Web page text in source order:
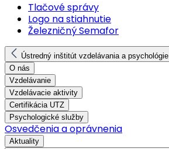
Tlačové správy
Logo na stiahnutie
Železničný Semafor
Ústredný inštitút vzdelávania a psychológie
O nás
Vzdelávanie
Vzdelávacie aktivity
Certifikácia UTZ
Psychologické služby
Osvedčenia a oprávnenia
Aktuality